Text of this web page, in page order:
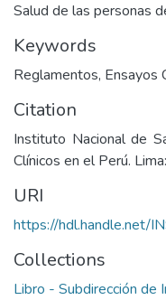
Salud de las personas
Keywords
Reglamentos, Ensayos
Citation
Instituto Nacional de
Clínicos en el Perú.
URI
https://hdl.handle.net/
Collections
Libro - Subdirección de